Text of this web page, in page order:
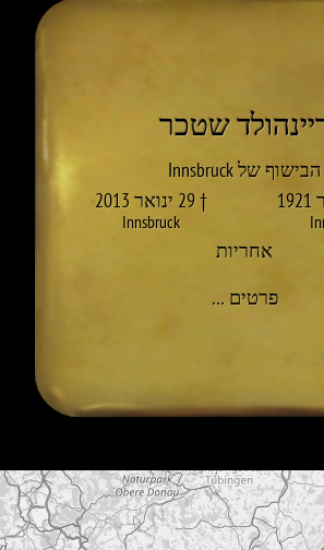
שטכר
הבישוף של Innsbruck
† 29 ינואר 2013
Innsbruck
אחריות
פרטים …